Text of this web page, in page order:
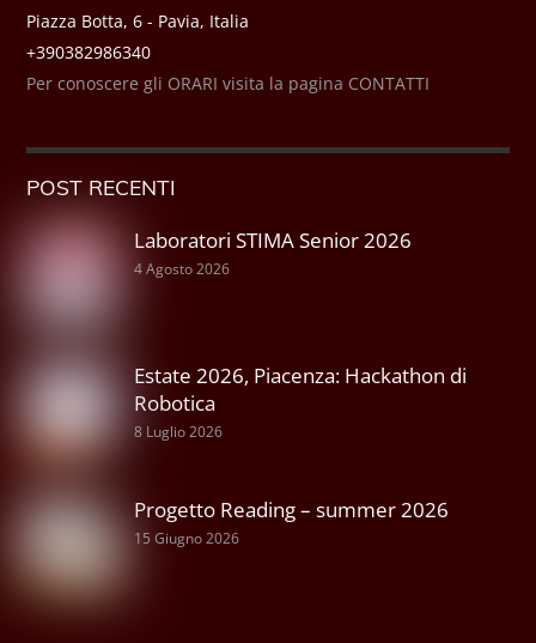
Piazza Botta, 6 - Pavia, Italia
+390382986340
Per conoscere gli ORARI visita la pagina CONTATTI
POST RECENTI
Laboratori STIMA Senior 2026
4 Agosto 2026
Estate 2026, Piacenza: Hackathon di
Robotica
8 Luglio 2026
Progetto Reading – summer 2026
15 Giugno 2026